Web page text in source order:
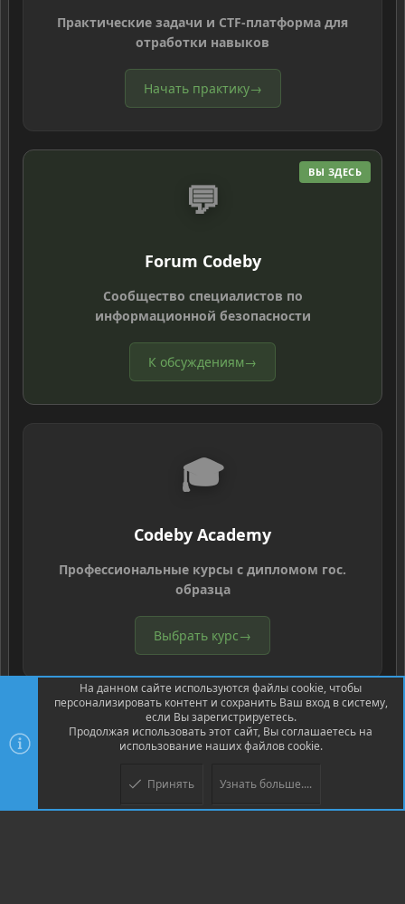
Практические задачи и CTF-платформа для
отработки навыков
Начать практику→
ВЫ ЗДЕСЬ
💬
Forum Codeby
Сообщество специалистов по
информационной безопасности
К обсуждениям→
🎓
Codeby Academy
Профессиональные курсы с дипломом гос.
образца
Выбрать курс→
Community platform by XenForo ® © 2010-2026 XenForo Ltd.
© Jason Axelrod of 8WAYRUN
На данном сайте используются файлы cookie, чтобы
персонализировать контент и сохранить Ваш вход в систему,
если Вы зарегистрируетесь.
Продолжая использовать этот сайт, Вы соглашаетесь на
использование наших файлов cookie.
Принять Узнать больше....